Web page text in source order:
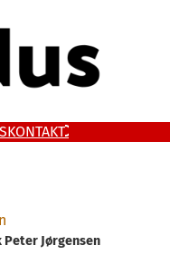
KONTAKT
Peter Jørgensen